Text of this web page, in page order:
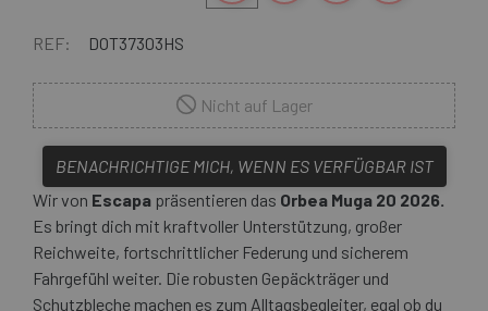
REF: DOT37303HS
Nicht auf Lager
BENACHRICHTIGE MICH, WENN ES VERFÜGBAR IST
Wir von Escapa präsentieren das Orbea Muga 20 2026.
Es bringt dich mit kraftvoller Unterstützung, großer
Reichweite, fortschrittlicher Federung und sicherem
Fahrgefühl weiter. Die robusten Gepäckträger und
Schutzbleche machen es zum Alltagsbegleiter, egal ob du